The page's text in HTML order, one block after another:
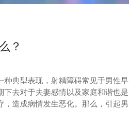
？
种典型表现，射精障碍常见于男性早
去对于夫妻感情以及家庭和谐也是
造成病情发生恶化。那么，引起男